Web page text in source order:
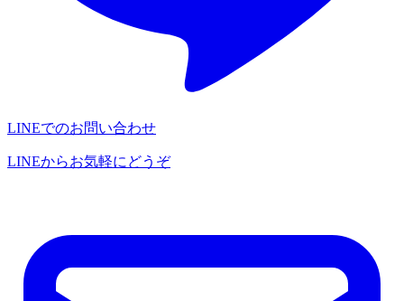
LINEでのお問い合わせ
LINEからお気軽にどうぞ